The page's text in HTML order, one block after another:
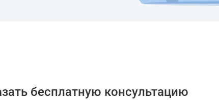
бесплатную консультацию